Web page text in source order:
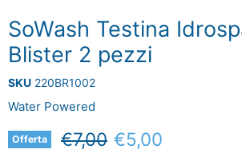
SoWash Testina
Blister 2 pezzi
SKU 220BR1002
Water Powered
Offerta Prezzo originale
€7,00 Prezzo attuale
€5,00